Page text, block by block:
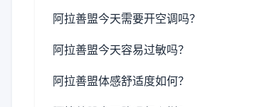
阿拉善盟今天需要开空调吗？
阿拉善盟今天容易过敏吗？
阿拉善盟体感舒适度如何？